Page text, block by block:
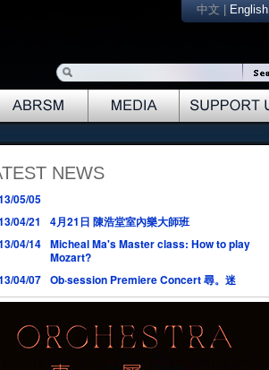
中文 English
NEWS
05/05
04/21
4月21日 陳浩堂室內樂大師班
04/14 Micheal Ma's Master class: How to play
Mozart?
04/07 Ob·session Premiere Concert 尋。迷
04/02 2nd & 3rd Apr, Millenniums 2013
03/11
ABRSM High Scorers' Concert
03/09